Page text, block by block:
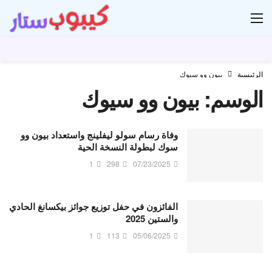
الرئيسية بيون وو سيوك
الوسم:بيون وو سيوك
وفاة رسام سولو ليفلينج واستعداد بيون وو
سوك لبطولة النسخة الحية
07/23/2025
298
1
الفائزون في حفل توزيع جوائز بيكسانغ الحادي
والستين 2025
05/06/2025
113
1